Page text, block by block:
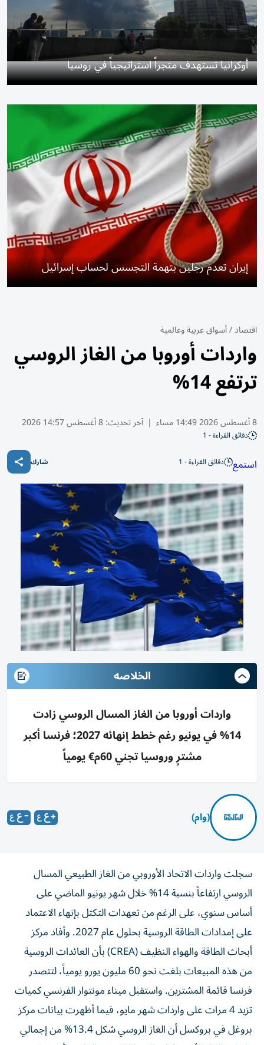
أوكرانيا تستهدف متجراً استراتيجياً في روسيا
إيران تعدم رجلين بتهمة التجسس لحساب إسرائيل
اقتصاد/أسواق عربية وعالمية
واردات أوروبا من الغاز الروسي
ترتفع 14%
8 أغسطس 2026 14:49 مساء | آخر تحديث:8 أغسطس 14:57 2026
دقائق القراءة - 1
استمع دقائق القراءة - 1 شارك
الخلاصه
واردات أوروبا من الغاز المسال الروسي زادت
14% في يونيو رغم خطط إنهائه 2027؛ فرنسا أكبر
مشترٍ وروسيا تجني 60م€ يومياً
(وام)
سجلت واردات الاتحاد الأوروبي من الغاز الطبيعي المسال
الروسي ارتفاعاً بنسبة 14% خلال شهر يونيو الماضي على
أساس سنوي، على الرغم من تعهدات التكتل بإنهاء الاعتماد
على إمدادات الطاقة الروسية بحلول عام 2027. وأفاد مركز
أبحاث الطاقة والهواء النظيف (CREA) بأن العائدات الروسية
من هذه المبيعات بلغت نحو 60 مليون يورو يومياً، لتتصدر
فرنسا قائمة المشترين. واستقبل ميناء مونتوار الفرنسي كميات
تزيد 4 مرات على واردات شهر مايو، فيما أظهرت بيانات مركز
بروغل في بروكسل أن الغاز الروسي شكل 13.4% من إجمالي